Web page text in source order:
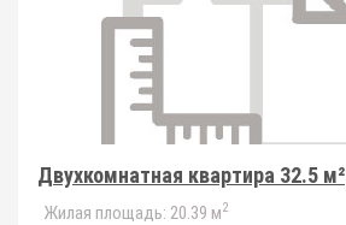
Двухкомнатная квартира 32.5 м²
Жилая площадь: 20.39 м2